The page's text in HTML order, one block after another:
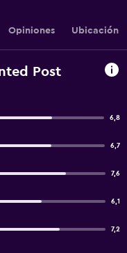
Opiniones Ubicación
Post
6,8
6,7
7,6
6,1
7,2